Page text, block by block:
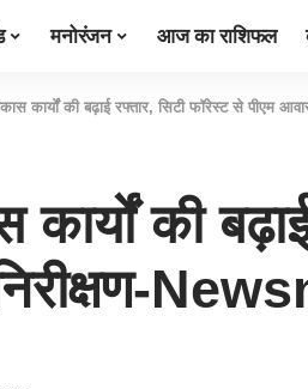
मनोरंजन आज का राशिफल
कार्यों की बढ़ाई रफ्तार, सिटी फॉरेस्ट से पीएम
कार्यों की